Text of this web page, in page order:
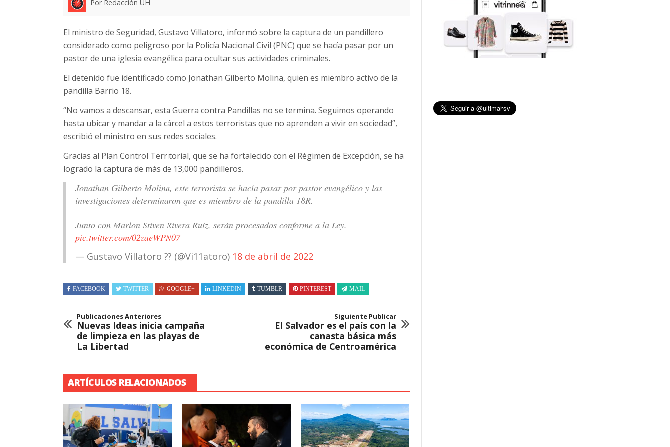
Por Redacción UH
El ministro de Seguridad, Gustavo Villatoro, informó sobre la captura de un pandillero
considerado como peligroso por la Policía Nacional Civil (PNC) que se hacía pasar por un
pastor de una iglesia evangélica para ocultar sus actividades criminales.
El detenido fue identificado como Jonathan Gilberto Molina, quien es miembro activo de la
pandilla Barrio 18.
“No vamos a descansar, esta Guerra contra Pandillas no se termina. Seguimos operando
hasta ubicar y mandar a la cárcel a estos terroristas que no aprenden a vivir en sociedad”,
escribió el ministro en sus redes sociales.
Gracias al Plan Control Territorial, que se ha fortalecido con el Régimen de Excepción, se ha
logrado la captura de más de 13,000 pandilleros.
Jonathan Gilberto Molina, este terrorista se hacía pasar por pastor evangélico y las
investigaciones determinaron que es miembro de la pandilla 18R.
Junto con Marlon Stiven Rivera Ruiz, serán procesados conforme a la Ley.
pic.twitter.com/02zaeWPN07
— Gustavo Villatoro ?? (@Vi11atoro) 18 de abril de 2022
FACEBOOK TWITTER GOOGLE+ LINKEDIN TUMBLR PINTEREST MAIL
Publicaciones Anteriores
Nuevas Ideas inicia campaña
de limpieza en las playas de
La Libertad
Siguiente Publicar
El Salvador es el país con la
canasta básica más
económica de Centroamérica
ARTÍCULOS RELACIONADOS